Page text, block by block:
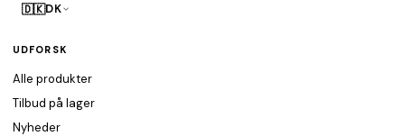
🇩🇰DK
UDFORSK
Alle produkter
Tilbud på lager
Nyheder